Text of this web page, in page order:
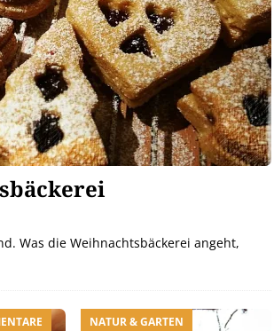
Was die Weihnachtsbäckerei angeht,
NATUR & GARTEN